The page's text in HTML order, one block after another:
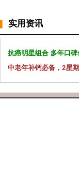
实用资讯
抗癌明星组合 多年口
中老年补钙必备，2星